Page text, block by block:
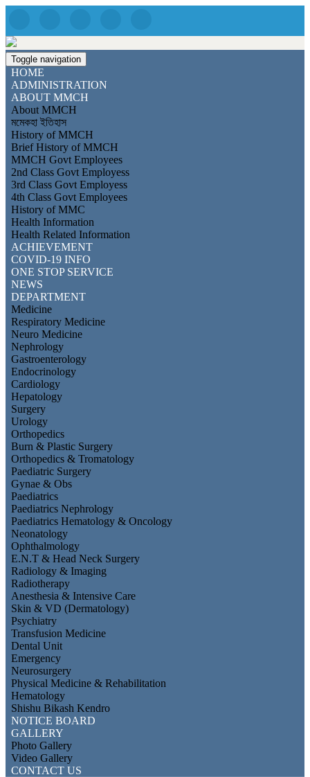
Toggle navigation
HOME
ADMINISTRATION
ABOUT MMCH
About MMCH
মমেকহা ইতিহাস
History of MMCH
Brief History of MMCH
MMCH Govt Employees
2nd Class Govt Employess
3rd Class Govt Employess
4th Class Govt Employees
History of MMC
Health Information
Health Related Information
ACHIEVEMENT
COVID-19 INFO
ONE STOP SERVICE
NEWS
DEPARTMENT
Medicine
Respiratory Medicine
Neuro Medicine
Nephrology
Gastroenterology
Endocrinology
Cardiology
Hepatology
Surgery
Urology
Orthopedics
Burn & Plastic Surgery
Orthopedics & Tromatology
Paediatric Surgery
Gynae & Obs
Paediatrics
Paediatrics Nephrology
Paediatrics Hematology & Oncology
Neonatology
Ophthalmology
E.N.T & Head Neck Surgery
Radiology & Imaging
Radiotherapy
Anesthesia & Intensive Care
Skin & VD (Dermatology)
Psychiatry
Transfusion Medicine
Dental Unit
Emergency
Neurosurgery
Physical Medicine & Rehabilitation
Hematology
Shishu Bikash Kendro
NOTICE BOARD
GALLERY
Photo Gallery
Video Gallery
CONTACT US